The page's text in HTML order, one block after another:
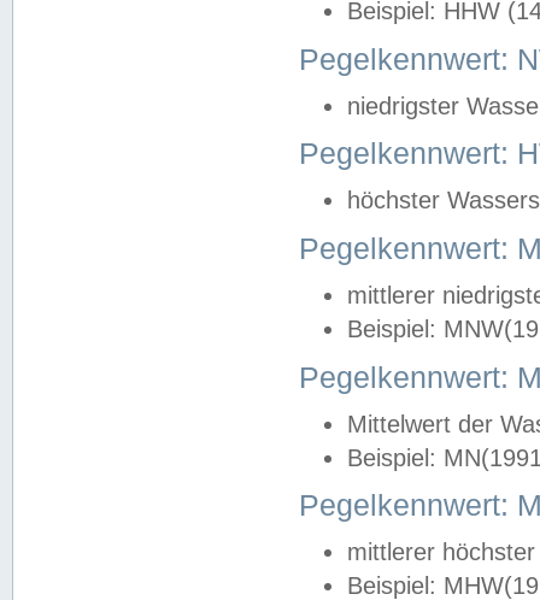
Beispiel: HHW
Pegelkennwert:
niedrigster
Pegelkennwert:
höchster
Pegelkennwert:
mittlerer
Beispiel:
Pegelkennwert:
Mittelwert der
Beispiel:
Pegelkennwert:
mittlerer
Beispiel: